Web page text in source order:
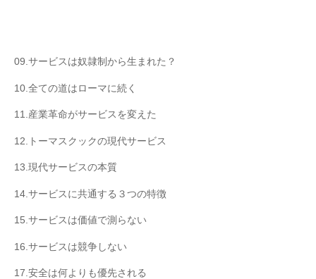
09.サービスは奴隷制から生まれた？
10.全ての道はローマに続く
11.産業革命がサービスを変えた
12.トーマスクックの現代サービス
13.現代サービスの本質
14.サービスに共通する３つの特徴
15.サービスは価値で測らない
16.サービスは競争しない
17.安全は何よりも優先される